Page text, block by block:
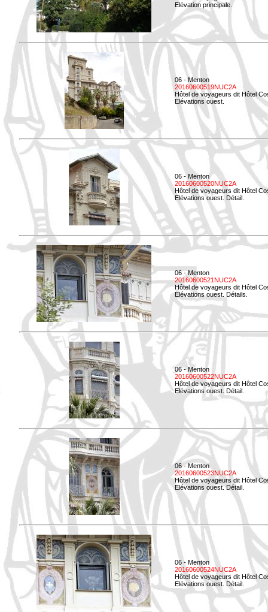
Elévation principale.
06 - Menton
20160600519NUC2A
Hôtel de voyageurs dit Hôtel
Elévations ouest.
06 - Menton
20160600520NUC2A
Hôtel de voyageurs dit Hôtel
Elévations ouest. Détail.
06 - Menton
20160600521NUC2A
Hôtel de voyageurs dit Hôtel
Elévations ouest. Détails.
06 - Menton
20160600522NUC2A
Hôtel de voyageurs dit Hôtel
Elévations ouest. Détail.
06 - Menton
20160600523NUC2A
Hôtel de voyageurs dit Hôtel
Elévations ouest. Détail.
06 - Menton
20160600524NUC2A
Hôtel de voyageurs dit Hôtel
Elévations ouest. Détail.